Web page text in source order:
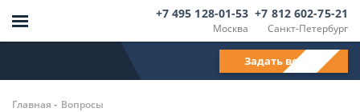
Москва
+7 495 128-01-53
Санкт-Петербург
+7 812 602-75-21
Задать вопрос
Главная - Вопросы